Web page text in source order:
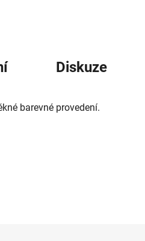
Diskuze
barevné provedení.